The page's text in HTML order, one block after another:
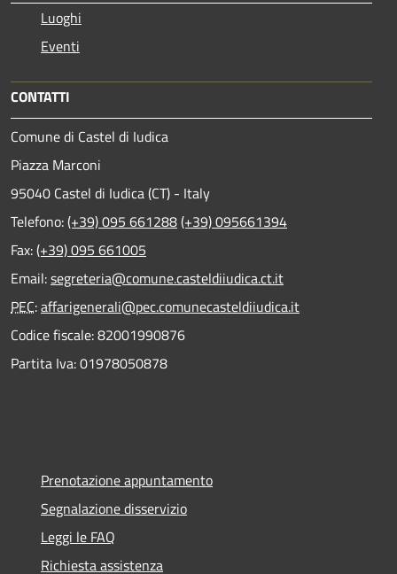
Luoghi
Eventi
CONTATTI
Comune di Castel di Iudica
Piazza Marconi
95040 Castel di Iudica (CT) - Italy
Telefono:(+39) 095 661288(+39) 095661394
Fax:(+39) 095 661005
Email:segreteria@comune.casteldiiudica.ct.it
PEC:affarigenerali@pec.comunecasteldiiudica.it
Codice fiscale: 82001990876
Partita Iva: 01978050878
Prenotazione appuntamento
Segnalazione disservizio
Leggi le FAQ
Richiesta assistenza